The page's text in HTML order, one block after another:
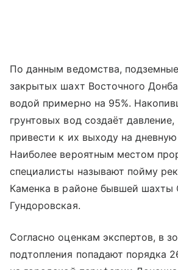
По данным ведомства,
закрытых шахт Восточного
водой примерно на 95%.
грунтовых вод создаёт
привести к их выходу на
Наиболее вероятным местом
специалисты называют пойму
Каменка в районе бывшей шахты
Гундоровская.
Согласно оценкам экспертов, в
подтопления попадают порядка